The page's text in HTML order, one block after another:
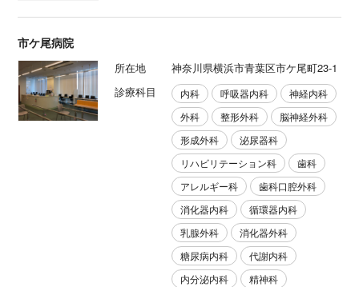
市ケ尾病院
所在地
神奈川県横浜市青葉区市ケ尾町23-1
診療科目
内科 呼吸器内科
神経内科
外科
整形外科
脳神経外科
形成外科
泌尿器科
リハビリテーション科
歯科
アレルギー科
歯科口腔外科
消化器内科
循環器内科
乳腺外科
消化器外科
糖尿病内科
代謝内科
内分泌内科
精神科